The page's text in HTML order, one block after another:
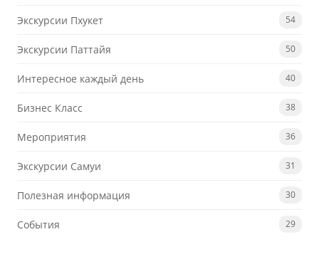
Экскурсии Пхукет 54
Экскурсии Паттайя 50
Интересное каждый день 40
Бизнес Класс 38
Мероприятия 36
Экскурсии Самуи 31
Полезная информация 30
События 29